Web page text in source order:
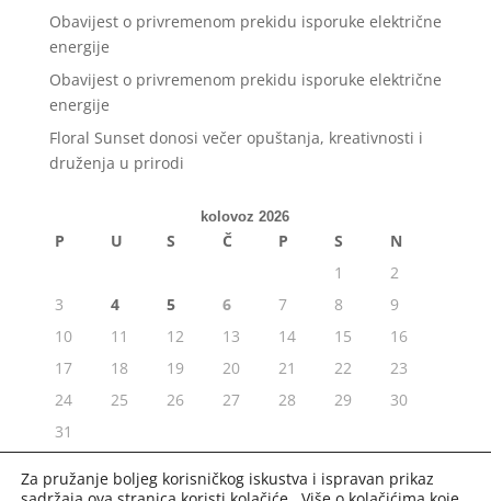
Obavijest o privremenom prekidu isporuke električne
energije
Obavijest o privremenom prekidu isporuke električne
energije
Floral Sunset donosi večer opuštanja, kreativnosti i
druženja u prirodi
kolovoz 2026
P U S Č P S
N
1
2
3
4 5 6 7 8
9
10
11 12 13 14 15
16
17
18 19 20 21 22
23
24
25 26 27 28 29
30
31
« srp
Za pružanje boljeg korisničkog iskustva i ispravan prikaz